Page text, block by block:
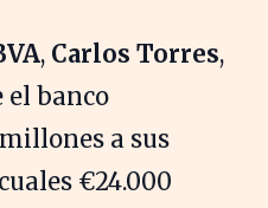
, Carlos Torres,
el banco
a sus
€24.000